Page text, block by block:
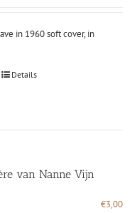
in 1960 soft cover, in
Details
van Nanne Vijn
€3,00